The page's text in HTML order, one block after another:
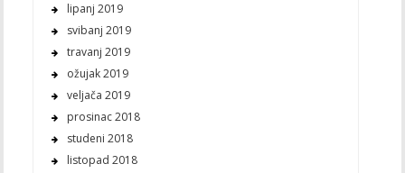
lipanj 2019
svibanj 2019
travanj 2019
ožujak 2019
veljača 2019
prosinac 2018
studeni 2018
listopad 2018